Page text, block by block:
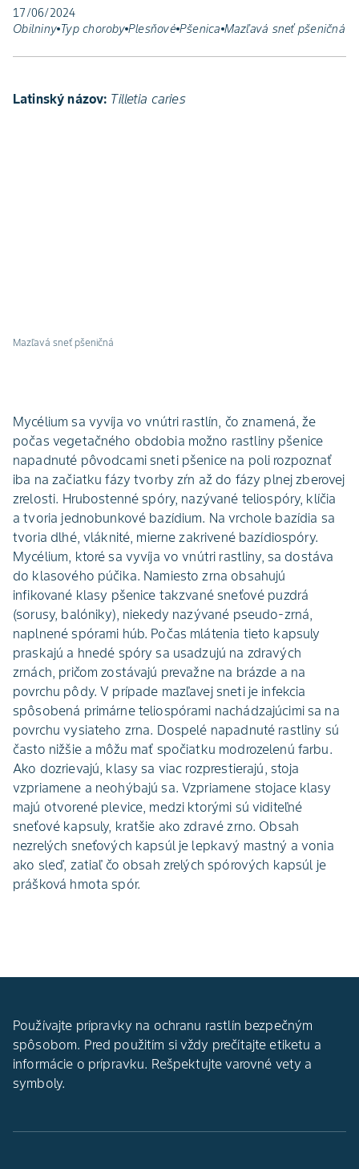
17/06/2024
Obilniny Typ choroby Plesňové Pšenica Mazľavá sneť pšeničná
Latinský názov: Tilletia caries
Mazľavá sneť pšeničná
Mycélium sa vyvíja vo vnútri rastlín, čo znamená, že
počas vegetačného obdobia možno rastliny pšenice
napadnuté pôvodcami sneti pšenice na poli rozpoznať
iba na začiatku fázy tvorby zŕn až do fázy plnej zberovej
zrelosti. Hrubostenné spóry, nazývané teliospóry, klíčia
a tvoria jednobunkové bazídium. Na vrchole bazídia sa
tvoria dlhé, vláknité, mierne zakrivené bazídiospóry.
Mycélium, ktoré sa vyvíja vo vnútri rastliny, sa dostáva
do klasového púčika. Namiesto zrna obsahujú
infikované klasy pšenice takzvané sneťové puzdrá
(sorusy, balóniky), niekedy nazývané pseudo-zrná,
naplnené spórami húb. Počas mlátenia tieto kapsuly
praskajú a hnedé spóry sa usadzujú na zdravých
zrnách, pričom zostávajú prevažne na brázde a na
povrchu pôdy. V prípade mazľavej sneti je infekcia
spôsobená primárne teliospórami nachádzajúcimi sa na
povrchu vysiateho zrna. Dospelé napadnuté rastliny sú
často nižšie a môžu mať spočiatku modrozelenú farbu.
Ako dozrievajú, klasy sa viac rozprestierajú, stoja
vzpriamene a neohýbajú sa. Vzpriamene stojace klasy
majú otvorené plevice, medzi ktorými sú viditeľné
sneťové kapsuly, kratšie ako zdravé zrno. Obsah
nezrelých sneťových kapsúl je lepkavý mastný a vonia
ako sleď, zatiaľ čo obsah zrelých spórových kapsúl je
prášková hmota spór.
Používajte prípravky na ochranu rastlín bezpečným
spôsobom. Pred použitím si vždy prečítajte etiketu a
informácie o prípravku. Rešpektujte varovné vety a
symboly.